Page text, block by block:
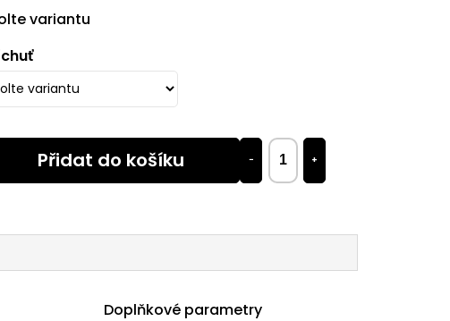
variantu
+
−
Přidat do košíku
Doplňkové parametry